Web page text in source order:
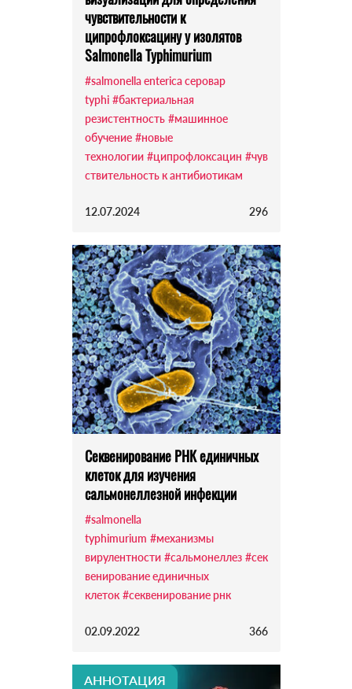
чувствительности к
ципрофлоксацину у изолятов
Salmonella Typhimurium
#salmonella enterica серовар
typhi #бактериальная
резистентность #машинное
обучение #новые
технологии #ципрофлоксацин #чув
ствительность к антибиотикам
12.07.2024 296
Секвенирование РНК единичных
клеток для изучения
сальмонеллезной инфекции
#salmonella
typhimurium #механизмы
вирулентности #сальмонеллез #сек
венирование единичных
клеток #секвенирование рнк
02.09.2022 366
АННОТАЦИЯ